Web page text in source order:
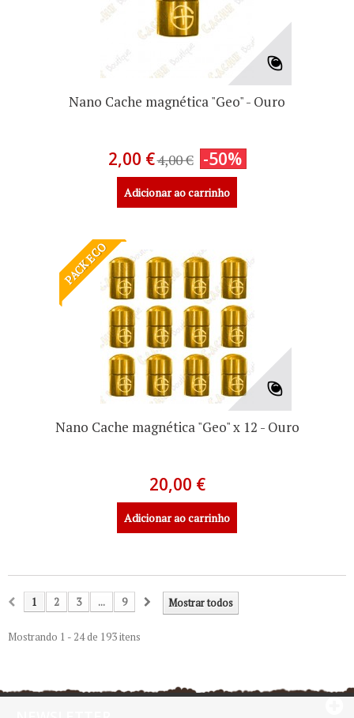
Nano Cache magnética "Geo" - Ouro
2,00 €4,00 € -50%
Adicionar ao carrinho
PACK ECO
Nano Cache magnética "Geo" x 12 - Ouro
20,00 €
Adicionar ao carrinho
Mostrar todos
1 2 3 ... 9
Mostrando 1 - 24 de 193 itens